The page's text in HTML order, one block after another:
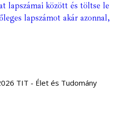
lapszámai között és töltse le
lapszámot akár azonnal,
TIT - Élet és Tudomány